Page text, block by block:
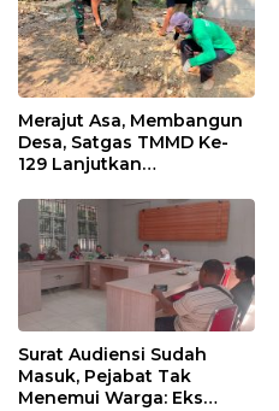
Merajut Asa, Membangun
Desa, Satgas TMMD Ke-
129 Lanjutkan
Surat Audiensi Sudah
Masuk, Pejabat Tak
Menemui Warga: Eks